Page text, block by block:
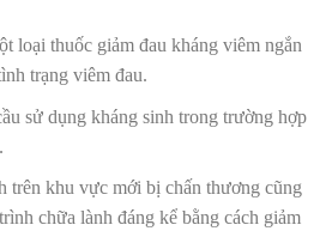
loại thuốc giảm đau kháng viêm ngắn
trạng viêm đau.
sử dụng kháng sinh trong trường hợp
trên khu vực mới bị chấn thương cũng
chữa lành đáng kể bằng cách giảm